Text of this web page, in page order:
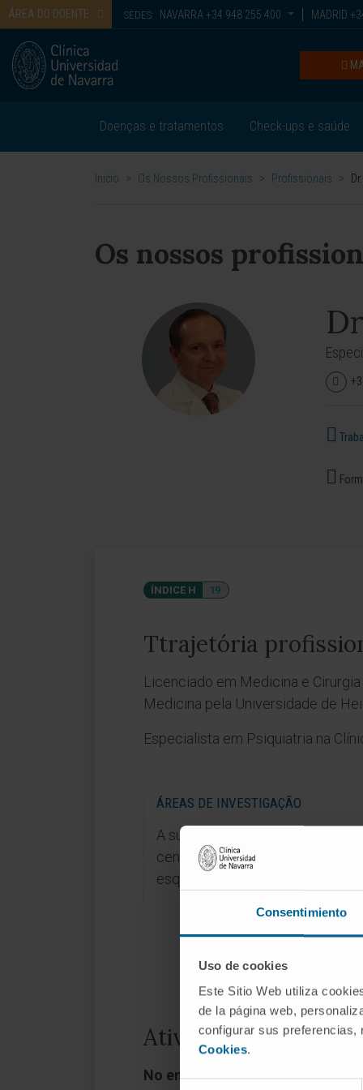
Consentimiento
Uso de cookies
Este Sitio Web utiliza
de la página web,
configurar sus preferencias,
Cookies.
ÁREA DO DOENTE SEDES: NAVARRA +34 948 255 400 MADRID
Doenças e tratamentos Check-ups e saúde
Inicio > Os Nossos Profissionais > Profissionais >
Os nossos
ÍNDICE H 19
Ttrajetória
Licenciado em Medicina e
Medicina pela Universidade de
Especialista em Psiquiatria na
ÁREAS DE INVESTIGAÇÃO
A sua atividade de investigação
centra-se, entre outros temas, na
esquizofrenia e na depressão.
Atividade
No ensino